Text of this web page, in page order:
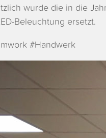
wurde die in die
Beleuchtung ersetzt.
#Handwerk